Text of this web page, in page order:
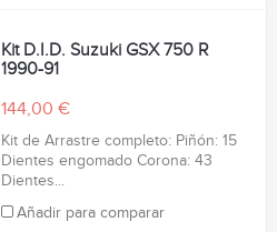
Kit D.I.D. Suzuki GSX 750 R
1990-91
144,00 €
Kit de Arrastre completo: Piñón: 15
Dientes engomado Corona: 43
Dientes...
Añadir para comparar